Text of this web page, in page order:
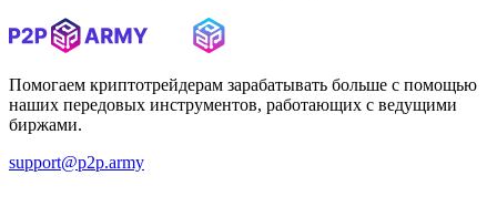
Помогаем криптотрейдерам зарабатывать больше с помощью
наших передовых инструментов, работающих с ведущими
биржами.
support@p2p.army